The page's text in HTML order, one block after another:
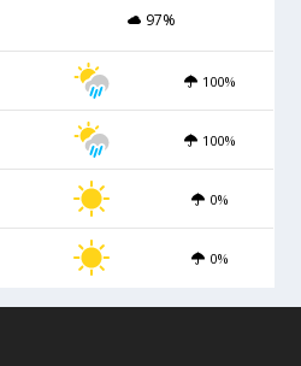
97%
100%
100%
0%
0%